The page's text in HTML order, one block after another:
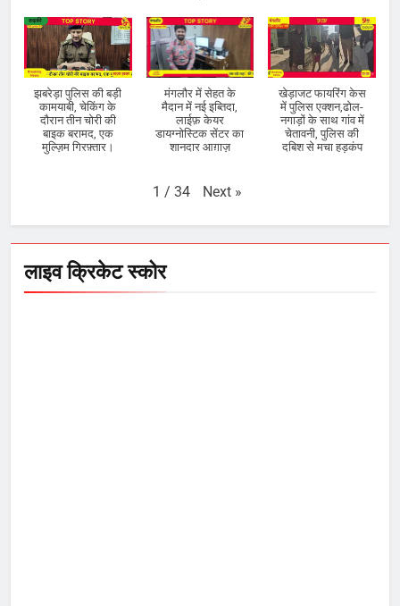
झबरेड़ा पुलिस की बड़ी
कामयाबी, चेकिंग के
दौरान तीन चोरी की
बाइक बरामद, एक
मुल्ज़िम गिरफ़्तार।
मंगलौर में सेहत के
मैदान में नई इब्तिदा,
लाईफ़ केयर
डायग्नोस्टिक सेंटर का
शानदार आग़ाज़
खेड़ाजट फायरिंग केस
में पुलिस एक्शन,ढोल-
नगाड़ों के साथ गांव में
चेतावनी, पुलिस की
दबिश से मचा हड़कंप
1 / 34 Next »
लाइव क्रिकेट स्कोर